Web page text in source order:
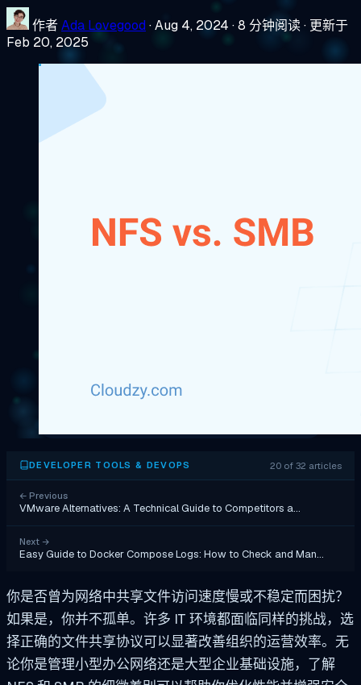
作者Ada Lovegood ·Aug 4, 2024 ·8 分钟阅读· 更新于
Feb 20, 2025
DEVELOPER TOOLS & DEVOPS 20 of 32 articles
← Previous
VMware Alternatives: A Technical Guide to Competitors a…
Next →
Easy Guide to Docker Compose Logs: How to Check and Man…
你是否曾为网络中共享文件访问速度慢或不稳定而困扰？
如果是，你并不孤单。许多 IT 环境都面临同样的挑战，选
择正确的文件共享协议可以显著改善组织的运营效率。无
论你是管理小型办公网络还是大型企业基础设施，了解